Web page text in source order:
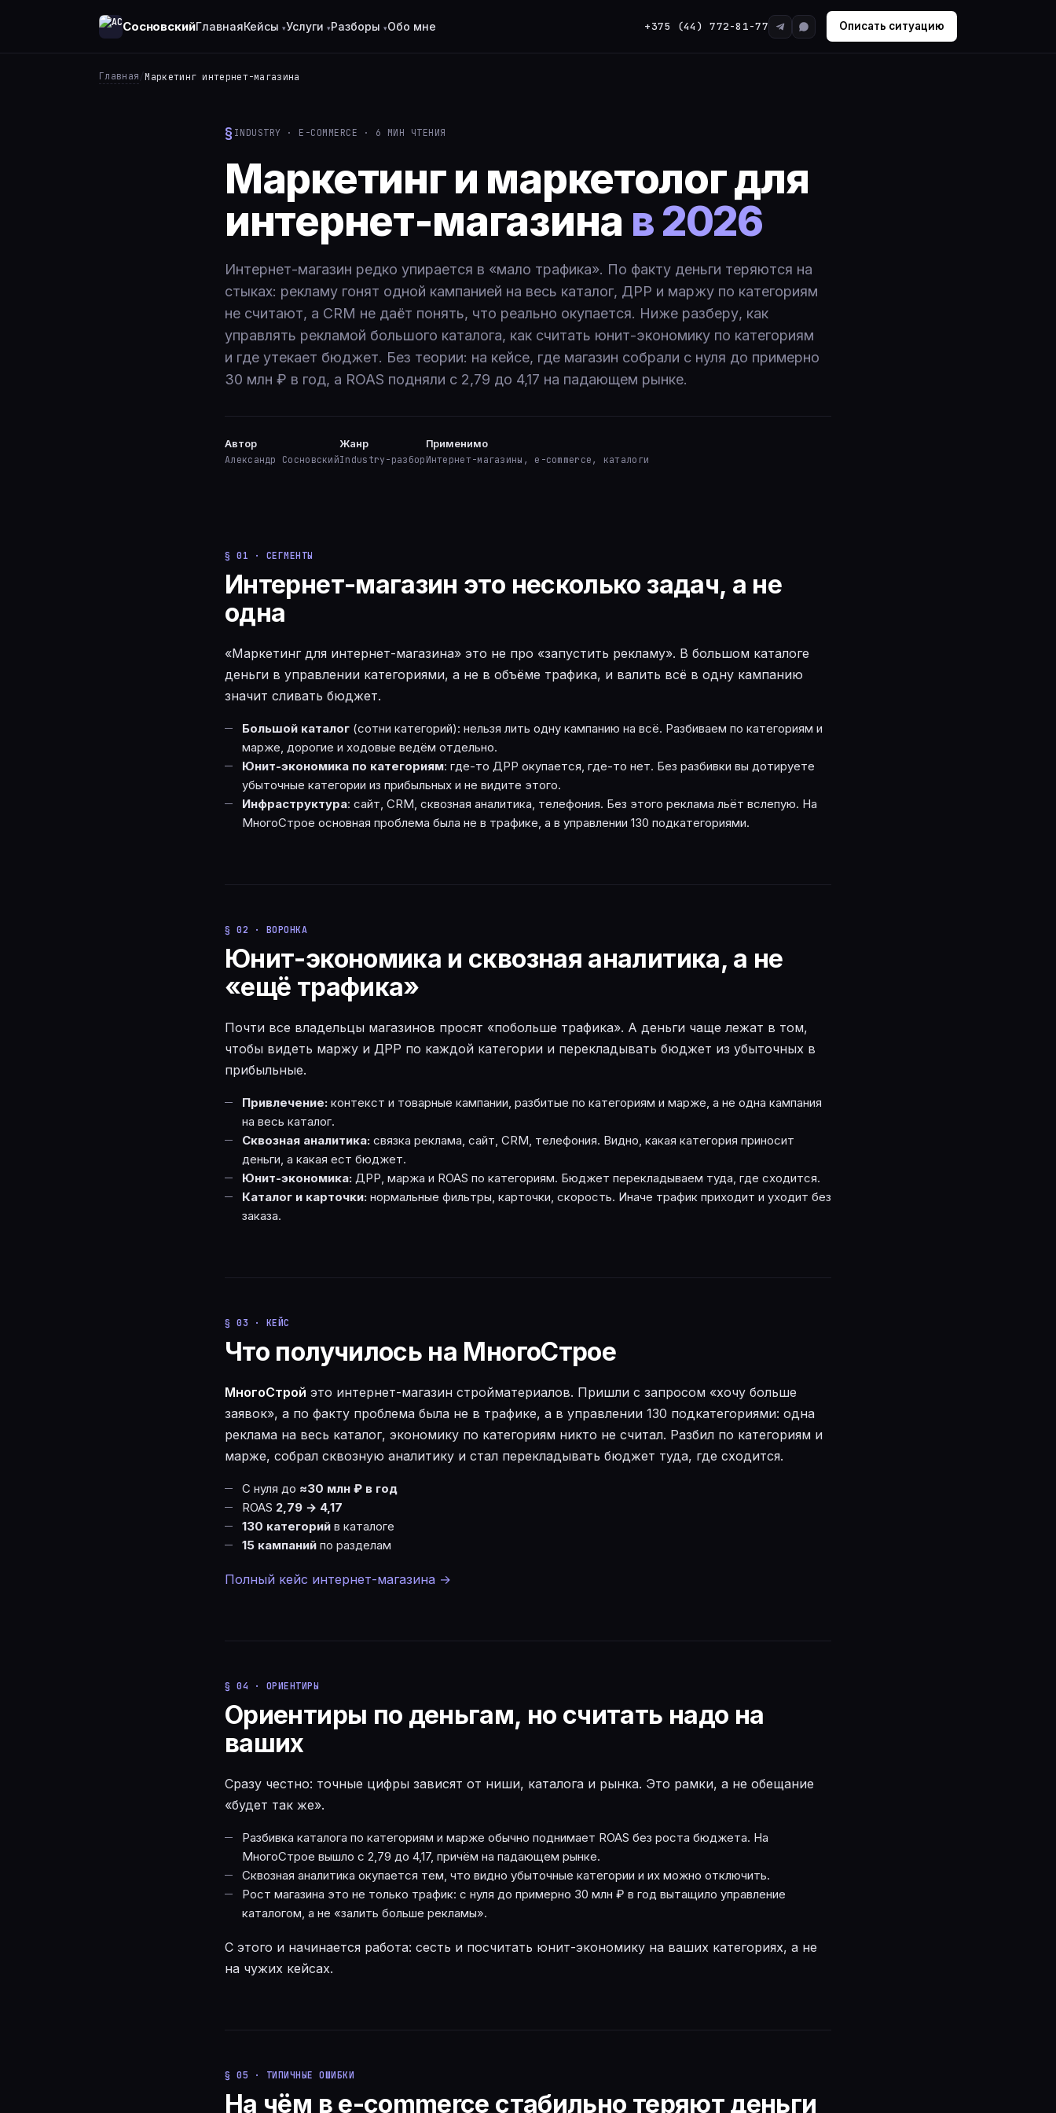
СосновскийГлавнаяКейсы Услуги Разборы Обо мне +375 (44) 772-81-77 Описать ситуацию
Главная /Маркетинг интернет-магазина
INDUSTRY · E-COMMERCE · 6 МИН ЧТЕНИЯ
Маркетинг и маркетолог для
интернет-магазина в 2026
Интернет-магазин редко упирается в «мало трафика». По факту деньги теряются на
стыках: рекламу гонят одной кампанией на весь каталог, ДРР и маржу по категориям
не считают, а CRM не даёт понять, что реально окупается. Ниже разберу, как
управлять рекламой большого каталога, как считать юнит-экономику по категориям
и где утекает бюджет. Без теории: на кейсе, где магазин собрали с нуля до примерно
30 млн ₽ в год, а ROAS подняли с 2,79 до 4,17 на падающем рынке.
Автор
Александр Сосновский
Жанр
Industry-разбор
Применимо
Интернет-магазины, e-commerce, каталоги
§ 01 · СЕГМЕНТЫ
Интернет-магазин это несколько задач, а не
одна
«Маркетинг для интернет-магазина» это не про «запустить рекламу». В большом каталоге
деньги в управлении категориями, а не в объёме трафика, и валить всё в одну кампанию
значит сливать бюджет.
Большой каталог (сотни категорий): нельзя лить одну кампанию на всё. Разбиваем по категориям и
марже, дорогие и ходовые ведём отдельно.
Юнит-экономика по категориям: где-то ДРР окупается, где-то нет. Без разбивки вы дотируете
убыточные категории из прибыльных и не видите этого.
Инфраструктура: сайт, CRM, сквозная аналитика, телефония. Без этого реклама льёт вслепую. На
МногоСтрое основная проблема была не в трафике, а в управлении 130 подкатегориями.
§ 02 · ВОРОНКА
Юнит-экономика и сквозная аналитика, а не
«ещё трафика»
Почти все владельцы магазинов просят «побольше трафика». А деньги чаще лежат в том,
чтобы видеть маржу и ДРР по каждой категории и перекладывать бюджет из убыточных в
прибыльные.
Привлечение: контекст и товарные кампании, разбитые по категориям и марже, а не одна кампания
на весь каталог.
Сквозная аналитика: связка реклама, сайт, CRM, телефония. Видно, какая категория приносит
деньги, а какая ест бюджет.
Юнит-экономика: ДРР, маржа и ROAS по категориям. Бюджет перекладываем туда, где сходится.
Каталог и карточки: нормальные фильтры, карточки, скорость. Иначе трафик приходит и уходит без
заказа.
§ 03 · КЕЙС
Что получилось на МногоСтрое
МногоСтрой это интернет-магазин стройматериалов. Пришли с запросом «хочу больше
заявок», а по факту проблема была не в трафике, а в управлении 130 подкатегориями: одна
реклама на весь каталог, экономику по категориям никто не считал. Разбил по категориям и
марже, собрал сквозную аналитику и стал перекладывать бюджет туда, где сходится.
С нуля до ≈30 млн ₽ в год
ROAS 2,79 → 4,17
130 категорий в каталоге
15 кампаний по разделам
Полный кейс интернет-магазина →
§ 04 · ОРИЕНТИРЫ
Ориентиры по деньгам, но считать надо на
ваших
Сразу честно: точные цифры зависят от ниши, каталога и рынка. Это рамки, а не обещание
«будет так же».
Разбивка каталога по категориям и марже обычно поднимает ROAS без роста бюджета. На
МногоСтрое вышло с 2,79 до 4,17, причём на падающем рынке.
Сквозная аналитика окупается тем, что видно убыточные категории и их можно отключить.
Рост магазина это не только трафик: с нуля до примерно 30 млн ₽ в год вытащило управление
каталогом, а не «залить больше рекламы».
С этого и начинается работа: сесть и посчитать юнит-экономику на ваших категориях, а не
на чужих кейсах.
§ 05 · ТИПИЧНЫЕ ОШИБКИ
На чём в e-commerce стабильно теряют деньги